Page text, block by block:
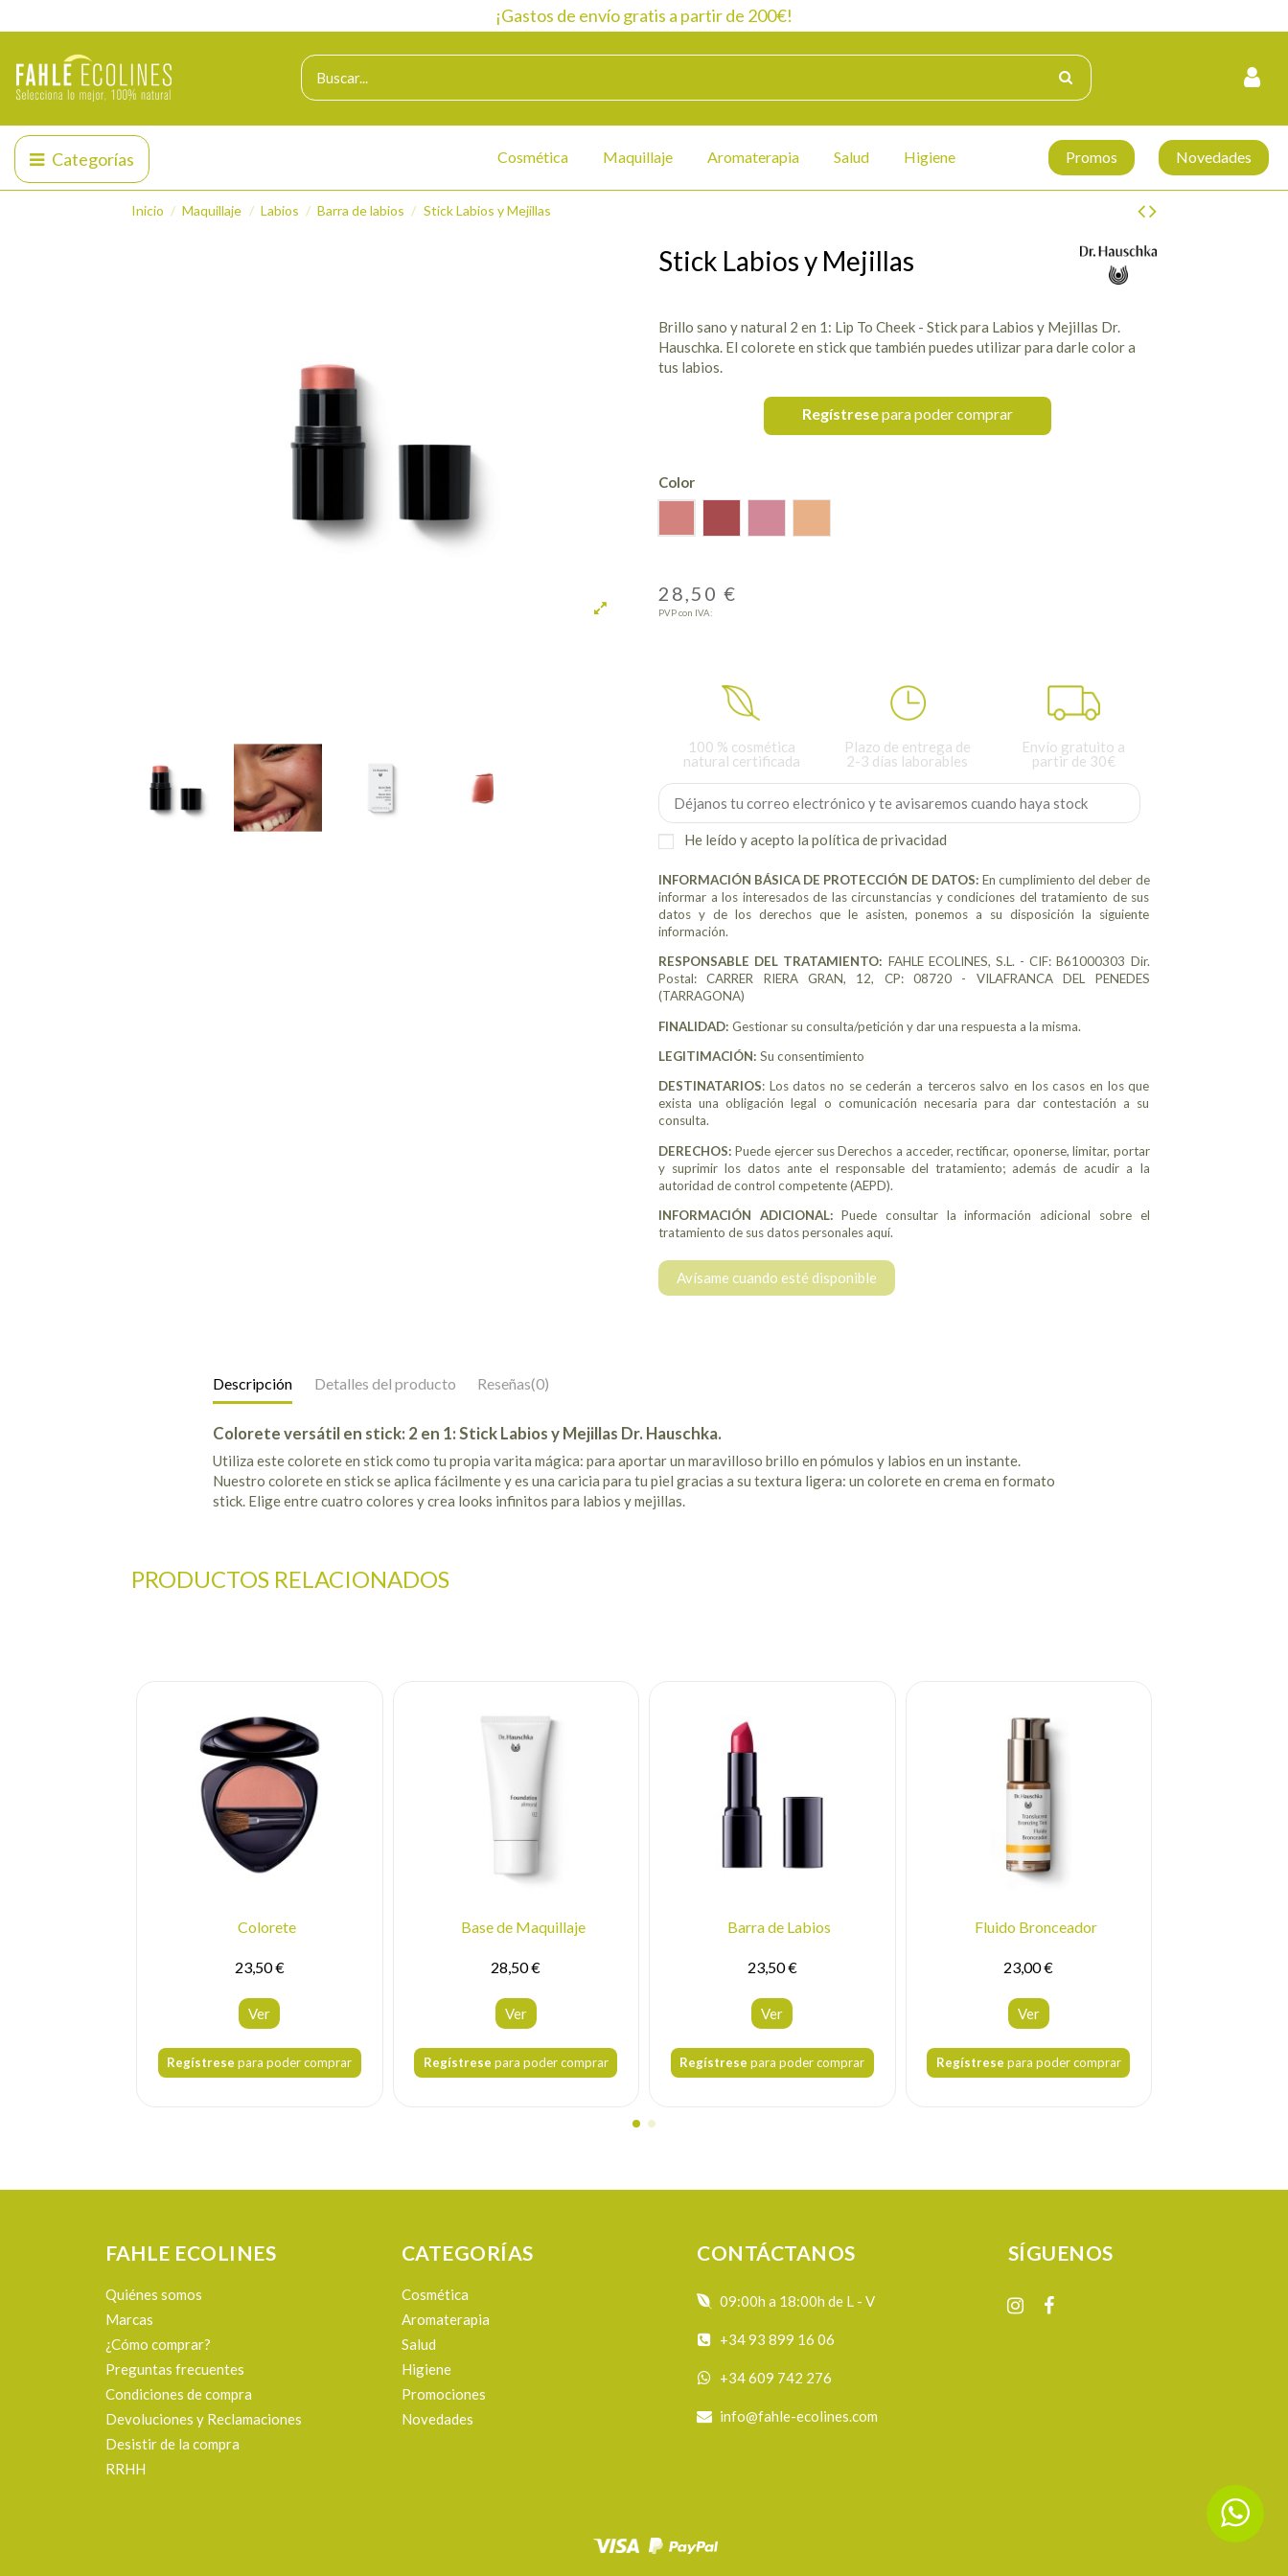
¡Gastos de envío gratis a partir de 200€!
Categorías Cosmética Maquillaje Aromaterapia Salud Higiene Promos Novedades
Inicio Maquillaje Labios Barra de labios Stick Labios y Mejillas
Stick Labios y Mejillas
Brillo sano y natural 2 en 1: Lip To Cheek - Stick para Labios y Mejillas Dr.
Hauschka. El colorete en stick que también puedes utilizar para darle color a
tus labios.
Regístresepara poder comprar
Color
28,50 €
PVP con IVA:
100 % cosmética
natural certificada
Plazo de entrega de
2-3 días laborables
Envío gratuito a
partir de 30€
He leído y acepto la política de privacidad
INFORMACIÓN BÁSICA DE PROTECCIÓN DE DATOS: En cumplimiento del deber de
informar a los interesados de las circunstancias y condiciones del tratamiento de sus
datos y de los derechos que le asisten, ponemos a su disposición la siguiente
información.
RESPONSABLE DEL TRATAMIENTO: FAHLE ECOLINES, S.L. - CIF: B61000303 Dir.
Postal: CARRER RIERA GRAN, 12, CP: 08720 - VILAFRANCA DEL PENEDES
(TARRAGONA)
FINALIDAD: Gestionar su consulta/petición y dar una respuesta a la misma.
LEGITIMACIÓN: Su consentimiento
DESTINATARIOS: Los datos no se cederán a terceros salvo en los casos en los que
exista una obligación legal o comunicación necesaria para dar contestación a su
consulta.
DERECHOS:Puede ejercer sus Derechos a acceder, rectificar, oponerse, limitar, portar
y suprimir los datos ante el responsable del tratamiento; además de acudir a la
autoridad de control competente (AEPD).
INFORMACIÓN ADICIONAL:Puede consultar la información adicional sobre el
tratamiento de sus datos personales aquí.
Descripción Detalles del producto Reseñas(0)
Colorete versátil en stick: 2 en 1: Stick Labios y Mejillas Dr. Hauschka.
Utiliza este colorete en stick como tu propia varita mágica: para aportar un maravilloso brillo en pómulos y labios en un instante.
Nuestro colorete en stick se aplica fácilmente y es una caricia para tu piel gracias a su textura ligera: un colorete en crema en formato
stick. Elige entre cuatro colores y crea looks infinitos para labios y mejillas.
PRODUCTOS RELACIONADOS
Colorete
23,50 €
Ver
Regístrese para poder comprar
Base de Maquillaje
28,50 €
Ver
Regístrese para poder comprar
Barra de Labios
23,50 €
Ver
Regístrese para poder comprar
Fluido Bronceador
23,00 €
Ver
Regístrese para poder comprar
FAHLE ECOLINES
Quiénes somos
Marcas
¿Cómo comprar?
Preguntas frecuentes
Condiciones de compra
Devoluciones y Reclamaciones
Desistir de la compra
RRHH
CATEGORÍAS
Cosmética
Aromaterapia
Salud
Higiene
Promociones
Novedades
CONTÁCTANOS
09:00h a 18:00h de L - V
+34 93 899 16 06
+34 609 742 276
info@fahle-ecolines.com
SÍGUENOS